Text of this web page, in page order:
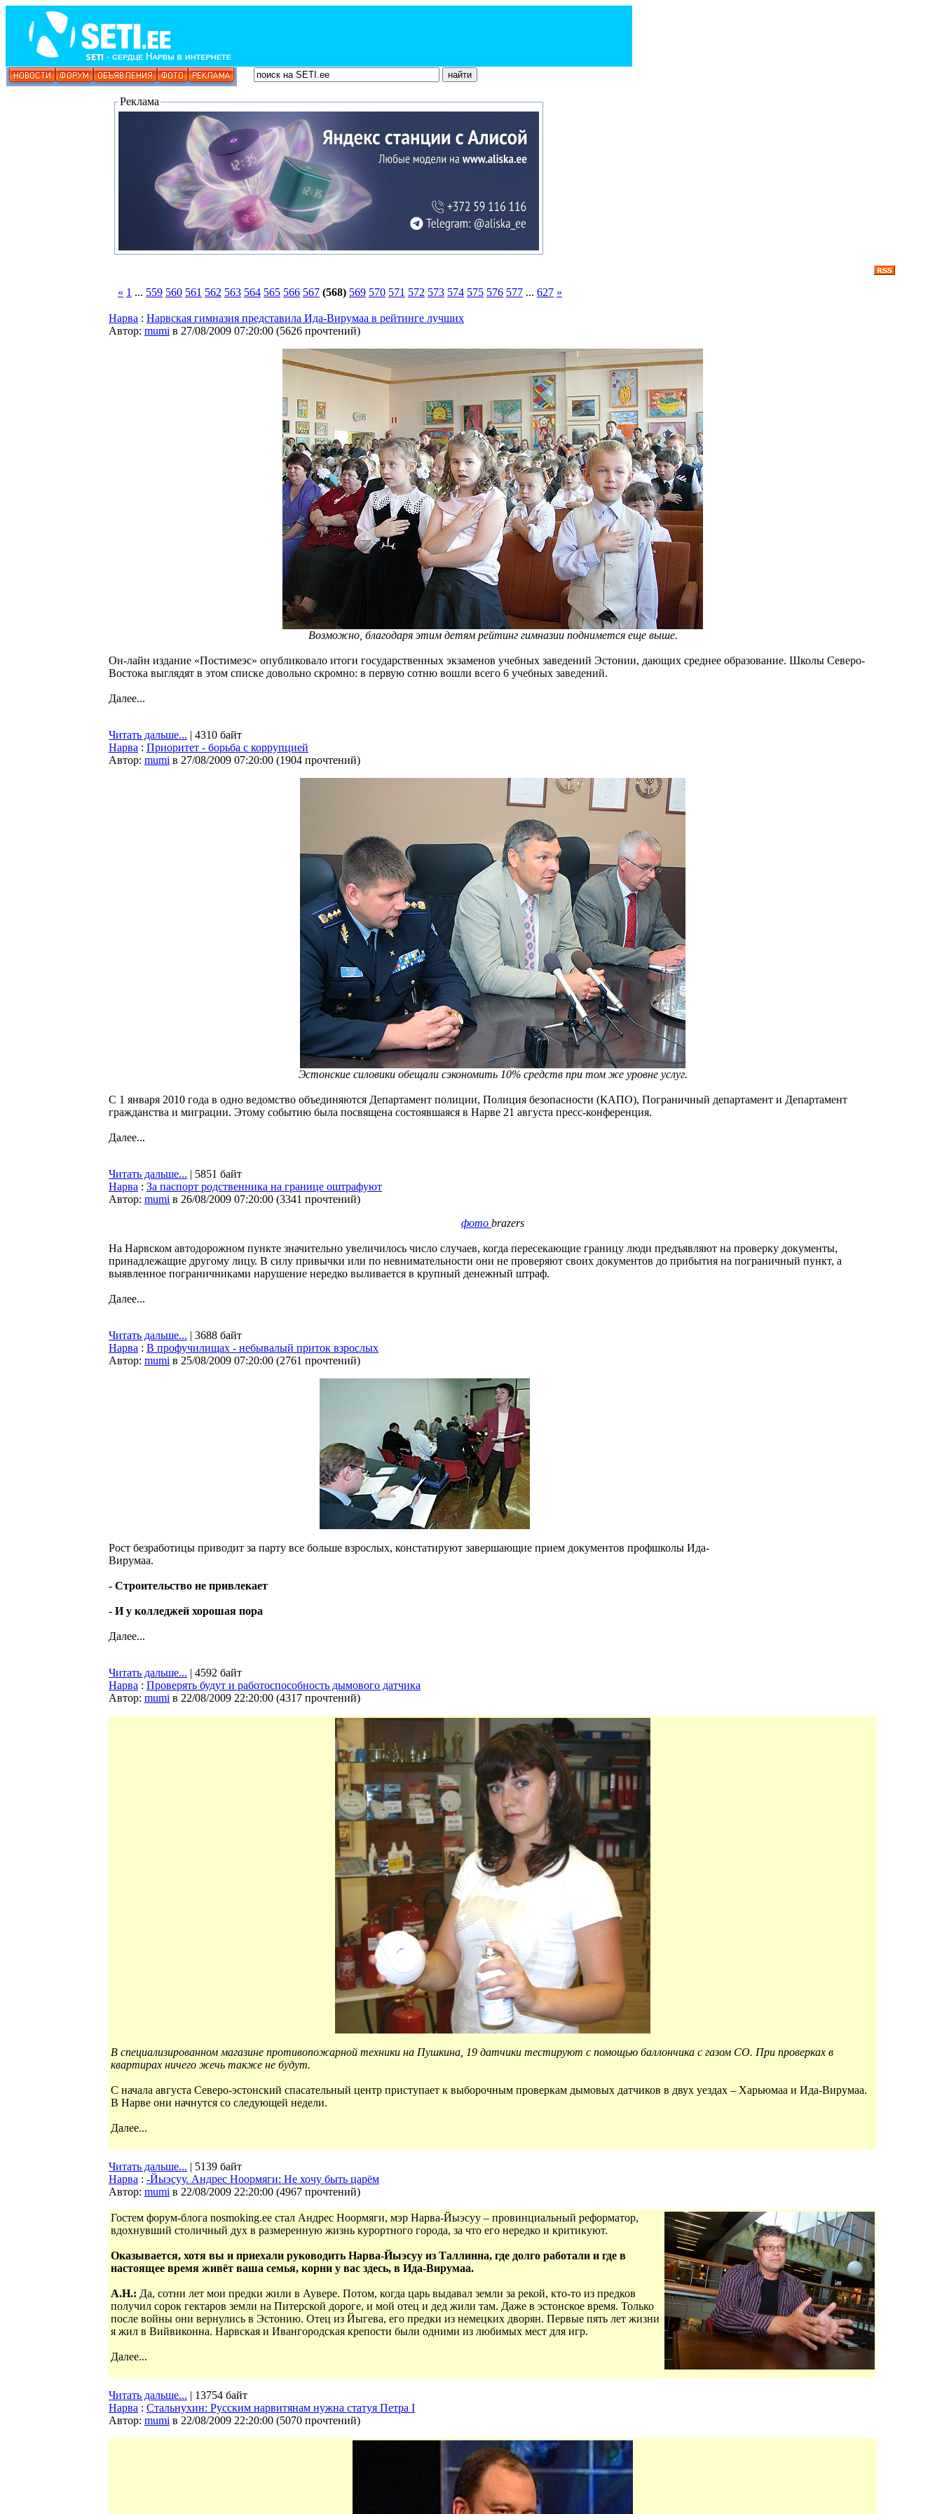
Реклама
« 1 ... 559 560 561 562 563 564 565 566 567 (568) 569 570 571 572 573 574 575 576 577 ... 627 »
Нарва : Нарвская гимназия представила Ида-Вирумаа в рейтинге лучших
Автор: mumi в 27/08/2009 07:20:00 (5626 прочтений)
Возможно, благодаря этим детям рейтинг гимназии поднимется еще выше.
Он-лайн издание «Постимеэс» опубликовало итоги государственных экзаменов учебных заведений Эстонии, дающих среднее образование. Школы Северо-
Востока выглядят в этом списке довольно скромно: в первую сотню вошли всего 6 учебных заведений.
Далее...
Читать дальше... | 4310 байт
Нарва : Приоритет - борьба с коррупцией
Автор: mumi в 27/08/2009 07:20:00 (1904 прочтений)
Эстонские силовики обещали сэкономить 10% средств при том же уровне услуг.
С 1 января 2010 года в одно ведомство объединяются Департамент полиции, Полиция безопасности (КАПО), Пограничный департамент и Департамент
гражданства и миграции. Этому событию была посвящена состоявшаяся в Нарве 21 августа пресс-конференция.
Далее...
Читать дальше... | 5851 байт
Нарва : За паспорт родственника на границе оштрафуют
Автор: mumi в 26/08/2009 07:20:00 (3341 прочтений)
фото brazers
На Нарвском автодорожном пункте значительно увеличилось число случаев, когда пересекающие границу люди предъявляют на проверку документы,
принадлежащие другому лицу. В силу привычки или по невнимательности они не проверяют своих документов до прибытия на пограничный пункт, а
выявленное пограничниками нарушение нередко выливается в крупный денежный штраф.
Далее...
Читать дальше... | 3688 байт
Нарва : В профучилищах - небывалый приток взрослых
Автор: mumi в 25/08/2009 07:20:00 (2761 прочтений)
Рост безработицы приводит за парту все больше взрослых, констатируют завершающие прием документов профшколы Ида-
Вирумаа.
- Строительство не привлекает
- И у колледжей хорошая пора
Далее...
Читать дальше... | 4592 байт
Нарва : Проверять будут и работоспособность дымового датчика
Автор: mumi в 22/08/2009 22:20:00 (4317 прочтений)
В специализированном магазине противопожарной техники на Пушкина, 19 датчики тестируют с помощью баллончика с газом СО. При проверках в
квартирах ничего жечь также не будут.
С начала августа Северо-эстонский спасательный центр приступает к выборочным проверкам дымовых датчиков в двух уездах – Харьюмаа и Ида-Вирумаа.
В Нарве они начнутся со следующей недели.
Далее...
Читать дальше... | 5139 байт
Нарва : -Йыэсуу. Андрес Ноормяги: Не хочу быть царём
Автор: mumi в 22/08/2009 22:20:00 (4967 прочтений)
Гостем форум-блога nosmoking.ee стал Андрес Ноормяги, мэр Нарва-Йыэсуу – провинциальный реформатор,
вдохнувший столичный дух в размеренную жизнь курортного города, за что его нередко и критикуют.
Оказывается, хотя вы и приехали руководить Нарва-Йыэсуу из Таллинна, где долго работали и где в
настоящее время живёт ваша семья, корни у вас здесь, в Ида-Вирумаа.
А.Н.: Да, сотни лет мои предки жили в Аувере. Потом, когда царь выдавал земли за рекой, кто-то из предков
получил сорок гектаров земли на Питерской дороге, и мой отец и дед жили там. Даже в эстонское время. Только
после войны они вернулись в Эстонию. Отец из Йыгева, его предки из немецких дворян. Первые пять лет жизни
я жил в Вийвиконна. Нарвская и Ивангородская крепости были одними из любимых мест для игр.
Далее...
Читать дальше... | 13754 байт
Нарва : Стальнухин: Русским нарвитянам нужна статуя Петра I
Автор: mumi в 22/08/2009 22:20:00 (5070 прочтений)